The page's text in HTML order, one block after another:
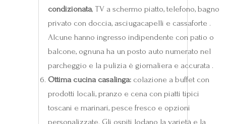
condizionata, TV a schermo piatto, telefono, bagno
privato con doccia, asciugacapelli e cassaforte .
Alcune hanno ingresso indipendente con patio o
balcone, ognuna ha un posto auto numerato nel
parcheggio e la pulizia è giornaliera e accurata .
Ottima cucina casalinga: colazione a buffet con
prodotti locali, pranzo e cena con piatti tipici
toscani e marinari, pesce fresco e opzioni
personalizzate. Gli ospiti lodano la varietà e la